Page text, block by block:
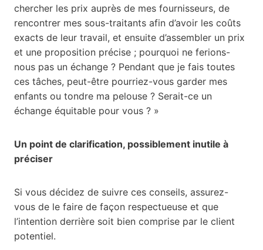
chercher les prix auprès de mes fournisseurs, de
rencontrer mes sous-traitants afin d’avoir les coûts
exacts de leur travail, et ensuite d’assembler un prix
et une proposition précise ; pourquoi ne ferions-
nous pas un échange ? Pendant que je fais toutes
ces tâches, peut-être pourriez-vous garder mes
enfants ou tondre ma pelouse ? Serait-ce un
échange équitable pour vous ? »
Un point de clarification, possiblement inutile à
préciser
Si vous décidez de suivre ces conseils, assurez-
vous de le faire de façon respectueuse et que
l’intention derrière soit bien comprise par le client
potentiel.